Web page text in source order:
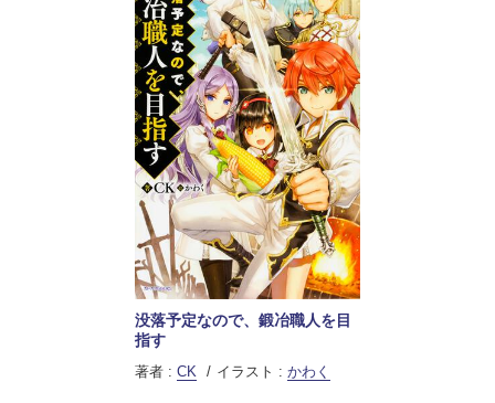
没落予定なので、鍛冶職人を目
指す
著者 : CK イラスト : かわく